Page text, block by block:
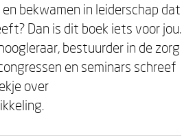
bekwamen in leiderschap dat
Dan is dit boek iets voor jou.
bestuurder in de zorg
en seminars schreef
over